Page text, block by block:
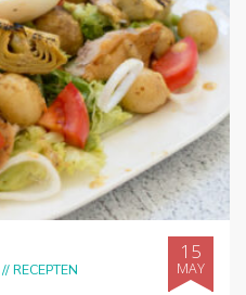
//RECEPTEN
15
MAY